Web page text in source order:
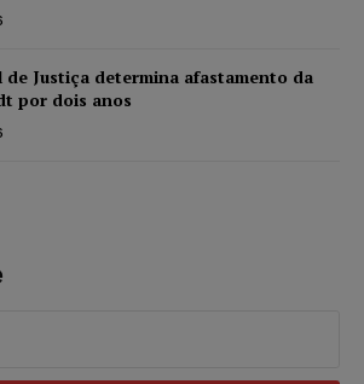
de Justiça determina afastamento da
por dois anos